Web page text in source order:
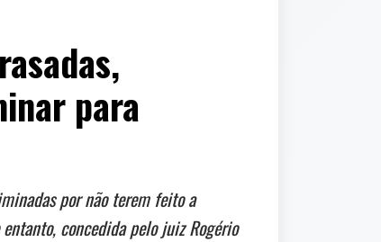
para
por não terem feito a
concedida pelo juiz Rogério